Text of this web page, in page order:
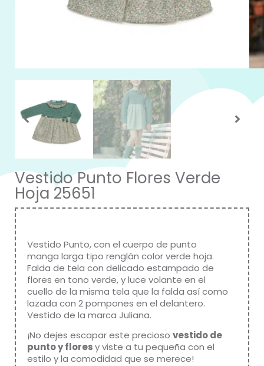
Vestido Punto Flores Verde
Hoja 25651
Vestido Punto, con el cuerpo de punto
manga larga tipo renglán color verde hoja.
Falda de tela con delicado estampado de
flores en tono verde, y luce volante en el
cuello de la misma tela que la falda así como
lazada con 2 pompones en el delantero.
Vestido de la marca Juliana.
¡No dejes escapar este precioso vestido de
punto y floresy viste a tu pequeña con el
estilo y la comodidad que se merece!